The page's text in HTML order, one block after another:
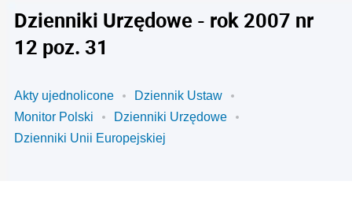
Dzienniki Urzędowe - rok 2007 nr
12 poz. 31
Akty ujednolicone
Dziennik Ustaw
Monitor Polski
Dzienniki Urzędowe
Dzienniki Unii Europejskiej